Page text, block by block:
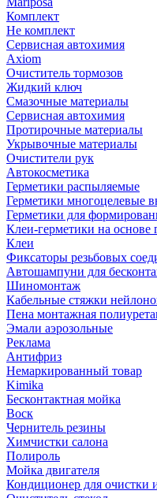
Комплект
Не комплект
Сервисная автохимия
Axiom
Очиститель тормозов
Жидкий ключ
Смазочные материалы
Сервисная автохимия
Протирочные материалы
Укрывочные материалы
Очистители рук
Автокосметика
Герметики распыляемые
Герметики многоцелевые
Герметики для
Клеи-герметики на
Клеи
Фиксаторы резьбовых
Автошампуни для
Шиномонтаж
Кабельные стяжки
Пена монтажная
Эмали аэрозольные
Реклама
Антифриз
Немаркированный товар
Kimika
Бесконтактная мойка
Воск
Чернитель резины
Химчистки салона
Полироль
Мойка двигателя
Кондиционер для очистки